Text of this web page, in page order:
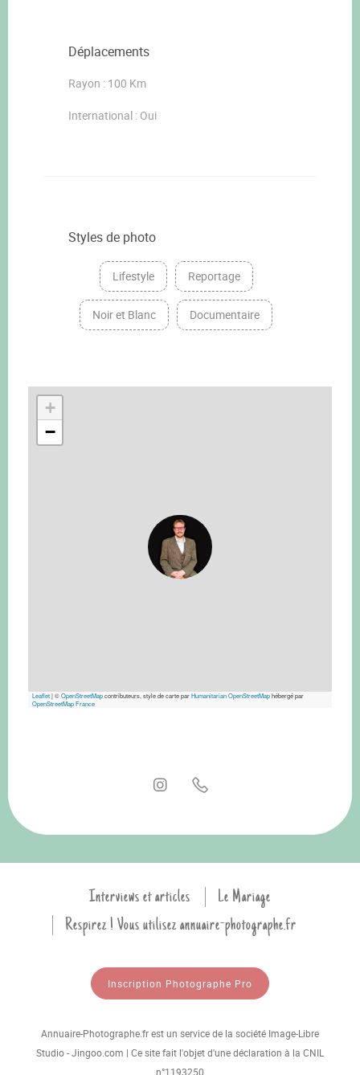
Déplacements
Rayon : 100 Km
International : Oui
Styles de photo
Lifestyle Reportage
Noir et Blanc Documentaire
+
−
Leaflet|©OpenStreetMapcontributeurs, style de carte parHumanitarian OpenStreetMaphébergé par
OpenStreetMap France
Interviews et articles
Le Mariage
Respirez ! Vous utilisez annuaire-photographe.fr
Inscription Photographe Pro
Annuaire-Photographe.fr est un service de la société Image-Libre
Studio - Jingoo.com | Ce site fait l'objet d'une déclaration à la CNIL
n°1193250